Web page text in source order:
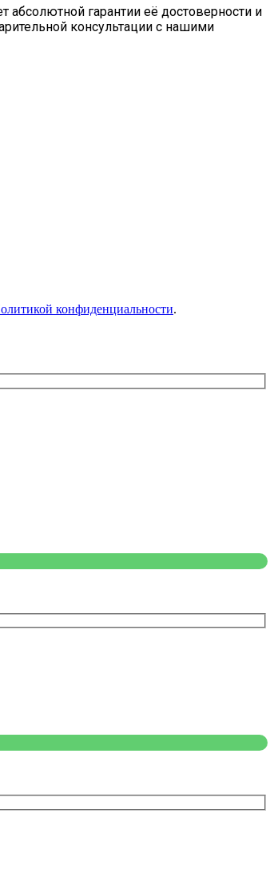
абсолютной гарантии её достоверности и
консультации с нашими
конфиденциальности.